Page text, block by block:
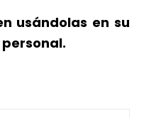
usándolas en su